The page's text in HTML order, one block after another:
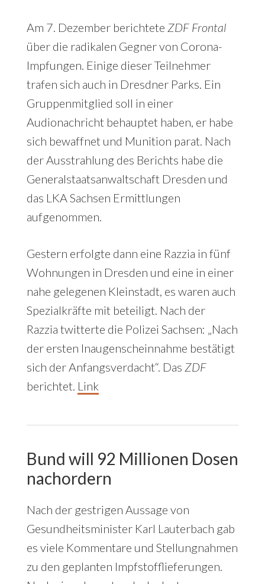
Am 7. Dezember berichtete ZDF Frontal
über die radikalen Gegner von Corona-
Impfungen. Einige dieser Teilnehmer
trafen sich auch in Dresdner Parks. Ein
Gruppenmitglied soll in einer
Audionachricht behauptet haben, er habe
sich bewaffnet und Munition parat. Nach
der Ausstrahlung des Berichts habe die
Generalstaatsanwaltschaft Dresden und
das LKA Sachsen Ermittlungen
aufgenommen.
Gestern erfolgte dann eine Razzia in fünf
Wohnungen in Dresden und eine in einer
nahe gelegenen Kleinstadt, es waren auch
Spezialkräfte mit beteiligt. Nach der
Razzia twitterte die Polizei Sachsen: „Nach
der ersten Inaugenscheinnahme bestätigt
sich der Anfangsverdacht“. Das ZDF
berichtet. Link
Bund will 92 Millionen Dosen
nachordern
Nach der gestrigen Aussage von
Gesundheitsminister Karl Lauterbach gab
es viele Kommentare und Stellungnahmen
zu den geplanten Impfstofflieferungen.